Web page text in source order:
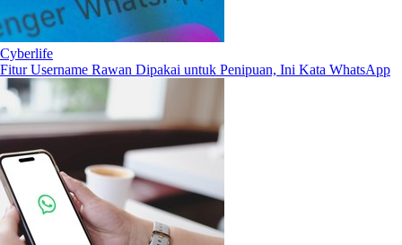
Cyberlife
Fitur Username Rawan Dipakai untuk Penipuan, Ini Kata WhatsApp